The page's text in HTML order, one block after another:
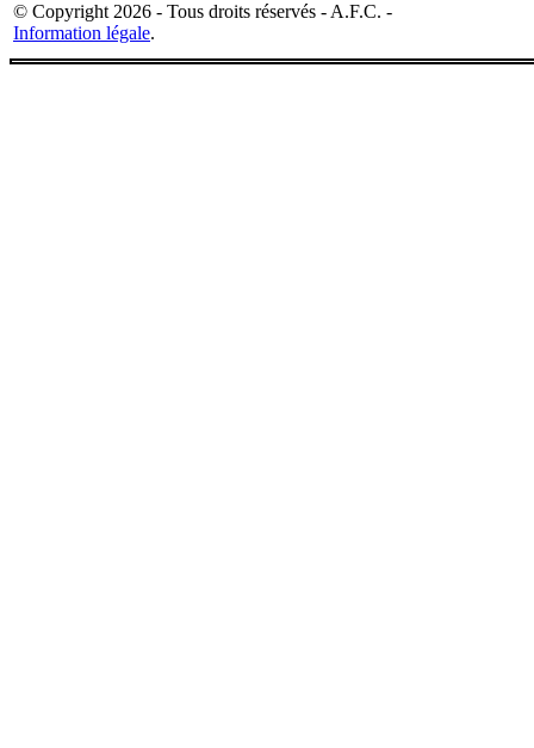
© Copyright 2026 - Tous droits réservés - A.F.C. -
Information légale.